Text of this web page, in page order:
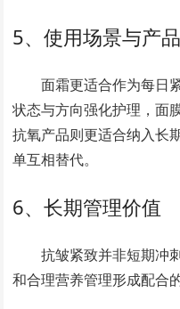
5、使用场景与产
面霜更适合作为每日
状态与方向强化护理，面
抗氧产品则更适合纳入长
单互相替代。
6、长期管理价值
抗皱紧致并非短期冲
和合理营养管理形成配合